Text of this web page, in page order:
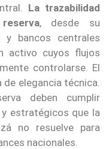
La trazabilidad
, desde su
y bancos centrales
activo cuyos flujos
controlarse. El
elegancia técnica.
deben cumplir
estratégicos que la
no resuelve para
nacionales.